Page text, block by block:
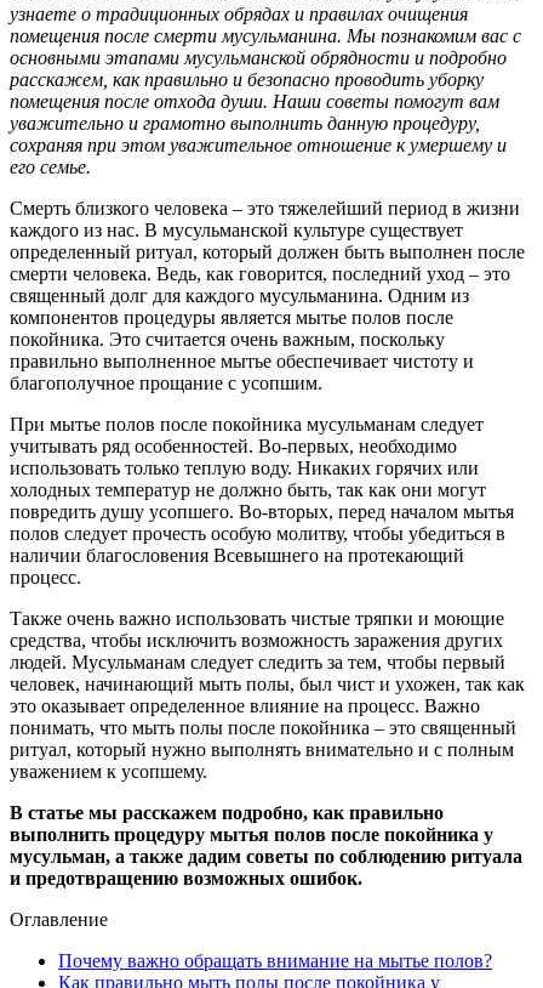
узнаете о традиционных обрядах и правилах очищения
помещения после смерти мусульманина. Мы познакомим вас с
основными этапами мусульманской обрядности и подробно
расскажем, как правильно и безопасно проводить уборку
помещения после отхода души. Наши советы помогут вам
уважительно и грамотно выполнить данную процедуру,
сохраняя при этом уважительное отношение к умершему и
его семье.
Смерть близкого человека – это тяжелейший период в жизни
каждого из нас. В мусульманской культуре существует
определенный ритуал, который должен быть выполнен после
смерти человека. Ведь, как говорится, последний уход – это
священный долг для каждого мусульманина. Одним из
компонентов процедуры является мытье полов после
покойника. Это считается очень важным, поскольку
правильно выполненное мытье обеспечивает чистоту и
благополучное прощание с усопшим.
При мытье полов после покойника мусульманам следует
учитывать ряд особенностей. Во-первых, необходимо
использовать только теплую воду. Никаких горячих или
холодных температур не должно быть, так как они могут
повредить душу усопшего. Во-вторых, перед началом мытья
полов следует прочесть особую молитву, чтобы убедиться в
наличии благословения Всевышнего на протекающий
процесс.
Также очень важно использовать чистые тряпки и моющие
средства, чтобы исключить возможность заражения других
людей. Мусульманам следует следить за тем, чтобы первый
человек, начинающий мыть полы, был чист и ухожен, так как
это оказывает определенное влияние на процесс. Важно
понимать, что мыть полы после покойника – это священный
ритуал, который нужно выполнять внимательно и с полным
уважением к усопшему.
В статье мы расскажем подробно, как правильно
выполнить процедуру мытья полов после покойника у
мусульман, а также дадим советы по соблюдению ритуала
и предотвращению возможных ошибок.
Оглавление
Почему важно обращать внимание на мытье полов?
Как правильно мыть полы после покойника у